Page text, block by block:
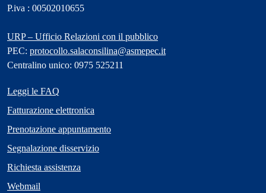
P.iva : 00502010655
URP – Ufficio Relazioni con il pubblico
PEC: protocollo.salaconsilina@asmepec.it
Centralino unico: 0975 525211
Leggi le FAQ
Fatturazione elettronica
Prenotazione appuntamento
Segnalazione disservizio
Richiesta assistenza
Webmail